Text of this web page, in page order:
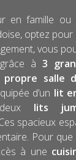
en famille ou
optez pour
vous
à 3
propre salle
d’un lit
lits
spacieux
Pour
à une